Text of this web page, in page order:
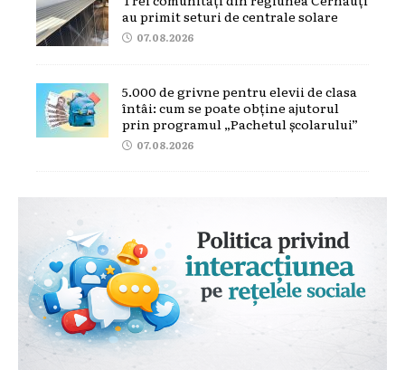
au primit seturi de centrale solare
07.08.2026
5.000 de grivne pentru elevii de clasa
întâi: cum se poate obține ajutorul
prin programul „Pachetul școlarului”
07.08.2026